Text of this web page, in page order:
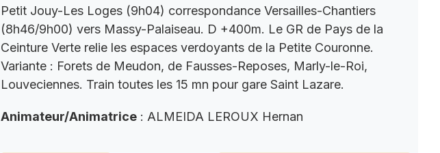
Petit Jouy-Les Loges (9h04) correspondance Versailles-Chantiers
(8h46/9h00) vers Massy-Palaiseau. D +400m. Le GR de Pays de la
Ceinture Verte relie les espaces verdoyants de la Petite Couronne.
Variante : Forets de Meudon, de Fausses-Reposes, Marly-le-Roi,
Louveciennes. Train toutes les 15 mn pour gare Saint Lazare.
Animateur/Animatrice : ALMEIDA LEROUX Hernan